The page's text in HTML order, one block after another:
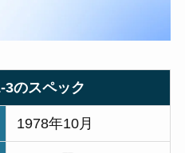
のスペック
1978年10月